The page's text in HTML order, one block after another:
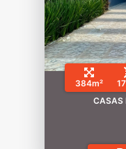
384m²
CASAS